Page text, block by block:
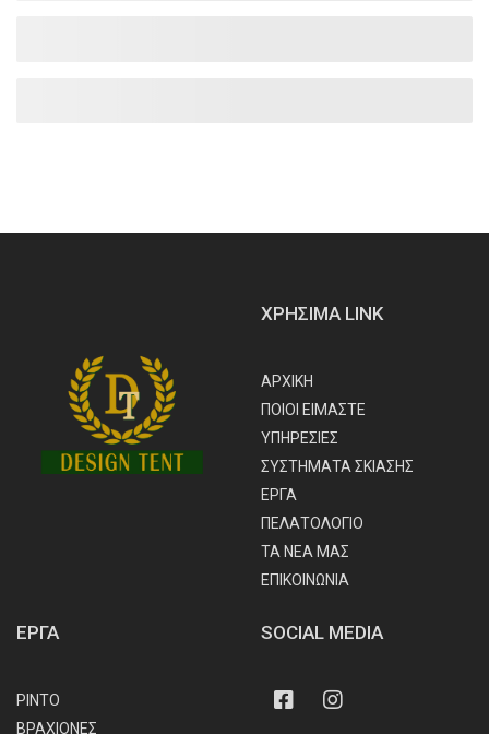
ΧΡΗΣΙΜΑ LINK
ΑΡΧΙΚΗ
ΠΟΙΟΙ ΕΙΜΑΣΤΕ
ΥΠΗΡΕΣΙΕΣ
ΣΥΣΤΗΜΑΤΑ ΣΚΙΑΣΗΣ
ΕΡΓΑ
ΠΕΛΑΤΟΛΟΓΙΟ
ΤΑ ΝΕΑ ΜΑΣ
ΕΠΙΚΟΙΝΩΝΙΑ
ΕΡΓΑ
ΡΙΝΤΟ
ΒΡΑΧΙΟΝΕΣ
SOCIAL MEDIA
FacebookInstagram